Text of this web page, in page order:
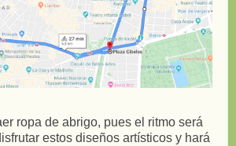
ropa de abrigo, pues el ritmo será
estos diseños artísticos y hará